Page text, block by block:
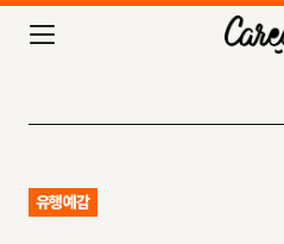
유행예감